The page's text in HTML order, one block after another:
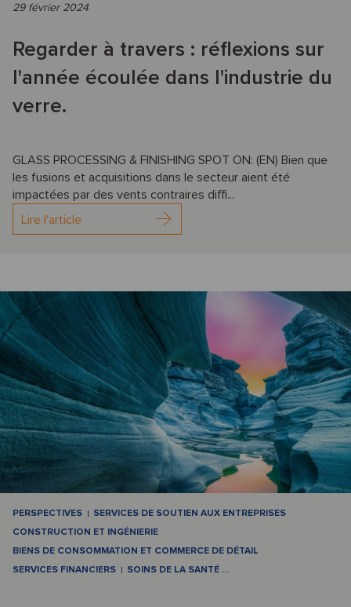
29 février 2024
Regarder à travers : réflexions sur
l'année écoulée dans l'industrie du
verre.
GLASS PROCESSING & FINISHING SPOT ON: (EN) Bien que
les fusions et acquisitions dans le secteur aient été
impactées par des vents contraires diffi...
Lire l'article
PERSPECTIVES
SERVICES DE SOUTIEN AUX ENTREPRISES
CONSTRUCTION ET INGÉNIERIE
BIENS DE CONSOMMATION ET COMMERCE DE DÉTAIL
SERVICES FINANCIERS
SOINS DE LA SANTÉ …